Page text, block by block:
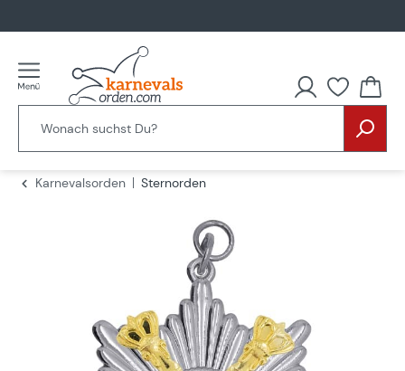
Du
Karnevalsorden Sternorden